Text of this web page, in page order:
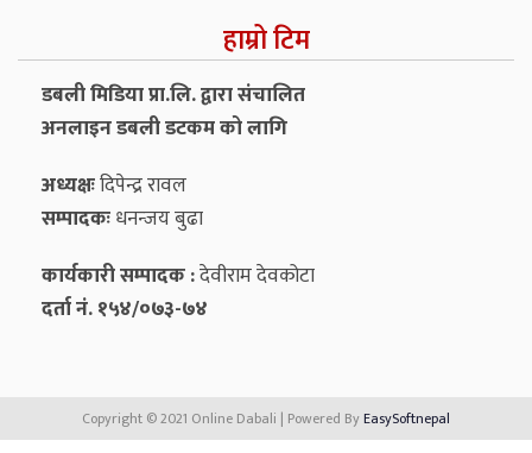
हाम्रो टिम
डबली मिडिया प्रा.लि. द्वारा संचालित
अनलाइन डबली डटकम को लागि
अध्यक्षःदिपेन्द्र रावल
सम्पादकःधनन्‍जय बुढा
कार्यकारी सम्पादक :देवीराम देवकोटा
दर्ता नं. १५४/०७३-७४
Copyright © 2021 Online Dabali | Powered ByEasySoftnepal